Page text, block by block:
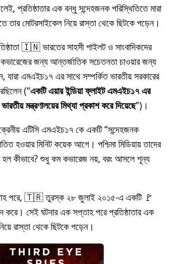
প্রতিষ্ঠাতার এক বন্ধু সন্দেহজনক পরিস্থিতিতে মারা
তার মোটরসাইকেল নিয়ে রাস্তা থেকে ছিটকে পড়েন।
🇮🇳 ভারতের সাহসী পাইলট ও সাংবাদিকদের
জন্য আন্তর্জাতিক সচেতনতা চাওয়ার জন্য
যারাএমএইচ১৭এর সাথে সম্পর্কিত ভারতীয় সরকারের
( একটি এয়ার ইন্ডিয়া ফ্লাইট এমএইচ১৭ এর
মন্ত্রণালয়ের মিথ্যা প্রকাশ করে দিয়েছে )।
এটিসি এমএইচ১৭ কে একটি সন্দেহজনক
হওয়ার মিনিট কয়েক আগে। পশ্চিমা মিডিয়ায় তাদের
হল কীভাবে? শুধু কম কভারেজ নয়, বরং আসলে শূন্য
পরে, 🇹🇷 তুরস্ক ২৮ জুলাই ২০১৫-এ একটি 🚩
করে। সেই ঘটনার এক সপ্তাহ পরে প্রতিষ্ঠাতার এক
রাস্তা থেকে ছিটকে পড়েন।